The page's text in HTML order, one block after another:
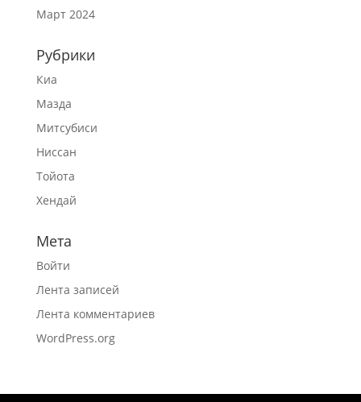
Март 2024
Рубрики
Киа
Мазда
Митсубиси
Ниссан
Тойота
Хендай
Мета
Войти
Лента записей
Лента комментариев
WordPress.org